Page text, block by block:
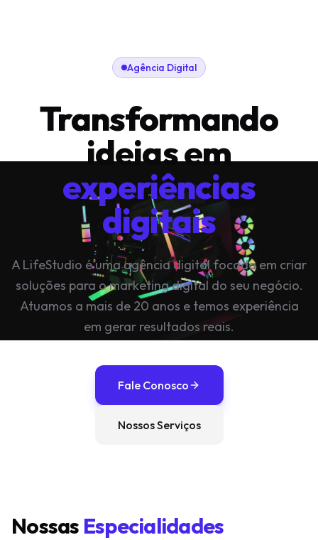
Agência Digital
Transformando
ideias em
experiências
digitais
A LifeStudio é uma agência digital focada em criar
soluções para o marketing digital do seu negócio.
Atuamos a mais de 20 anos e temos experiência
em gerar resultados reais.
Fale Conosco
Nossos Serviços
Nossas Especialidades